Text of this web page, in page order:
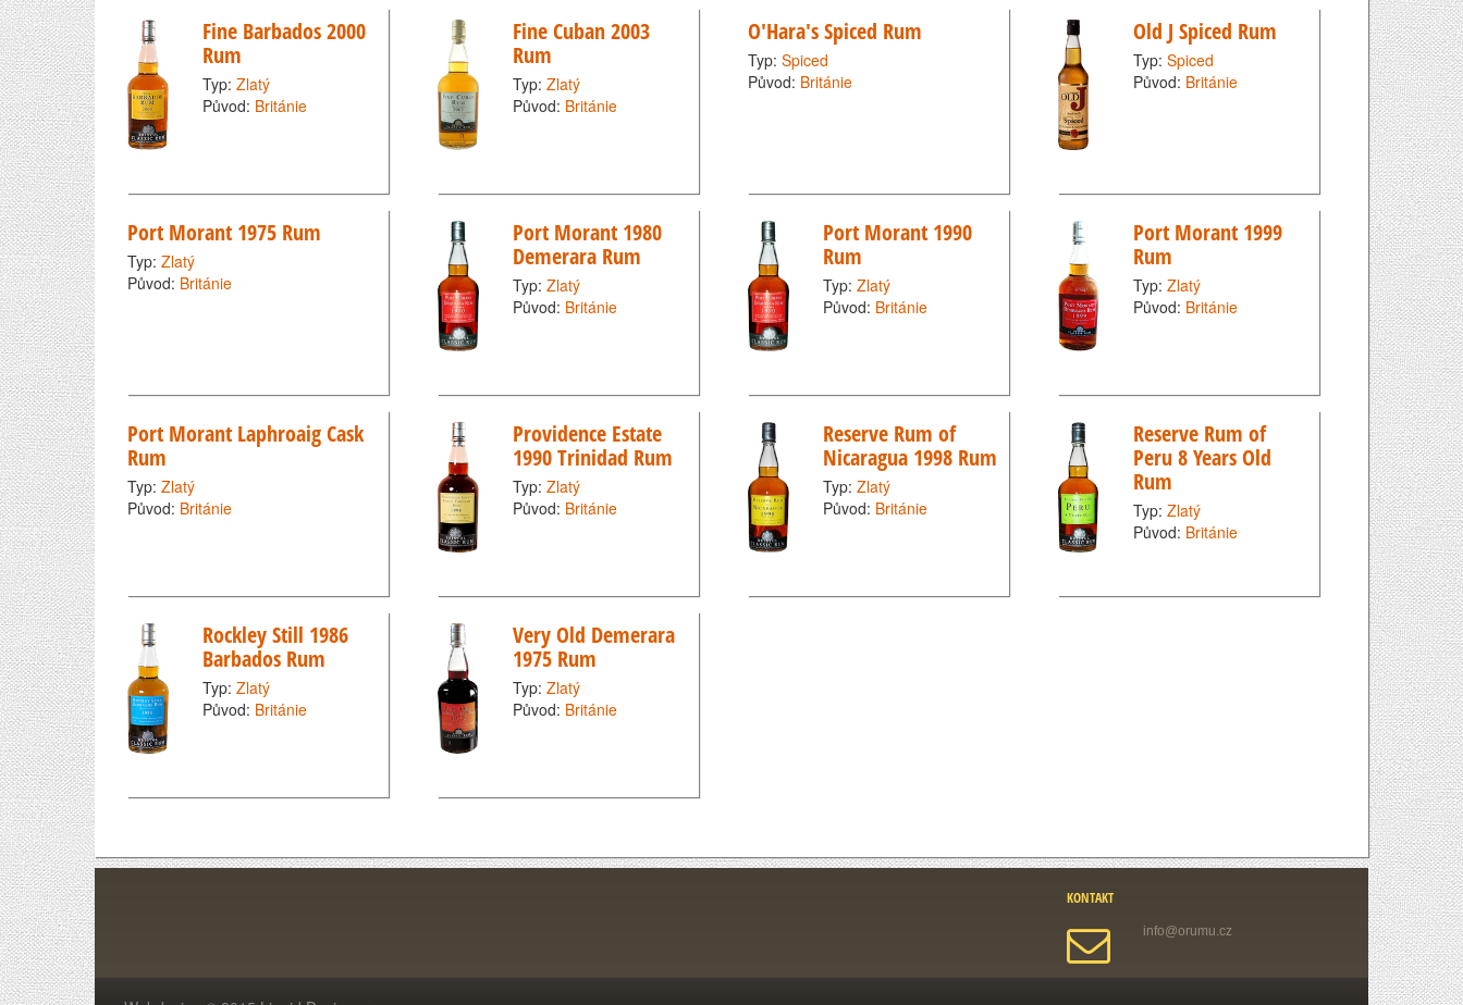
Fine Barbados 2000
Rum
Typ: Zlatý
Původ: Británie
Fine Cuban 2003
Rum
Typ: Zlatý
Původ: Británie
O'Hara's Spiced Rum
Typ: Spiced
Původ: Británie
Old J Spiced Rum
Typ: Spiced
Původ: Británie
Port Morant 1975 Rum
Typ: Zlatý
Původ: Británie
Port Morant 1980
Demerara Rum
Typ: Zlatý
Původ: Británie
Port Morant 1990
Rum
Typ: Zlatý
Původ: Británie
Port Morant 1999
Rum
Typ: Zlatý
Původ: Británie
Port Morant Laphroaig Cask
Rum
Typ: Zlatý
Původ: Británie
Providence Estate
1990 Trinidad Rum
Typ: Zlatý
Původ: Británie
Reserve Rum of
Nicaragua 1998 Rum
Typ: Zlatý
Původ: Británie
Reserve Rum of
Peru 8 Years Old
Rum
Typ: Zlatý
Původ: Británie
Rockley Still 1986
Barbados Rum
Typ: Zlatý
Původ: Británie
Very Old Demerara
1975 Rum
Typ: Zlatý
Původ: Británie
KONTAKT